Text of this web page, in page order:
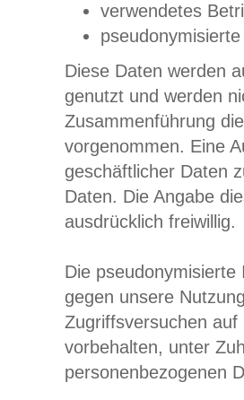
verwendetes
Diese Daten werden
genutzt und werden
Zusammenführung
vorgenommen. Eine
geschäftlicher Daten
Daten. Die Angabe
ausdrücklich freiwillig.
Die
gegen unsere
Zugriffsversuchen
vorbehalten, unter
personenbezogenen